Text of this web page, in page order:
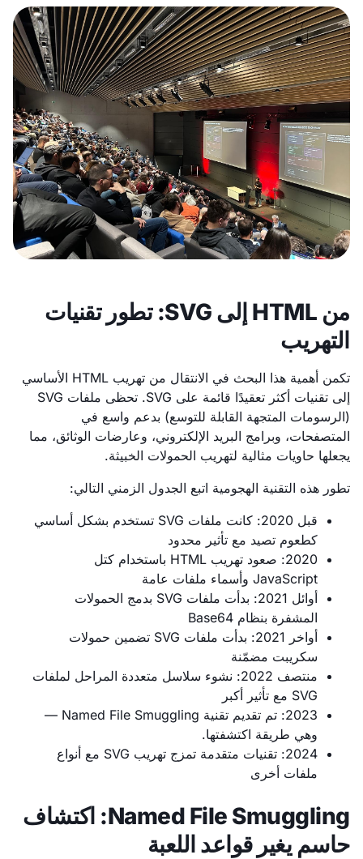
من HTML إلى SVG: تطور تقنيات
التهريب
تكمن أهمية هذا البحث في الانتقال من تهريب HTML الأساسي
إلى تقنيات أكثر تعقيدًا قائمة على SVG. تحظى ملفات SVG
(الرسومات المتجهة القابلة للتوسع) بدعم واسع في
المتصفحات، وبرامج البريد الإلكتروني، وعارضات الوثائق، مما
يجعلها حاويات مثالية لتهريب الحمولات الخبيثة.
تطور هذه التقنية الهجومية اتبع الجدول الزمني التالي:
قبل 2020: كانت ملفات SVG تستخدم بشكل أساسي
كطعوم تصيد مع تأثير محدود
2020: صعود تهريب HTML باستخدام كتل
JavaScript وأسماء ملفات عامة
أوائل 2021: بدأت ملفات SVG بدمج الحمولات
المشفرة بنظام Base64
أواخر 2021: بدأت ملفات SVG تضمين حمولات
سكريبت مضمّنة
منتصف 2022: نشوء سلاسل متعددة المراحل لملفات
SVG مع تأثير أكبر
2023: تم تقديم تقنية Named File Smuggling —
وهي طريقة اكتشفتها.
2024: تقنيات متقدمة تمزج تهريب SVG مع أنواع
ملفات أخرى
Named File Smuggling: اكتشاف
حاسم يغير قواعد اللعبة